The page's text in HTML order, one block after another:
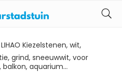
LIHAO Kiezelstenen, wit,
grind, sneeuwwit, voor
aquarium…